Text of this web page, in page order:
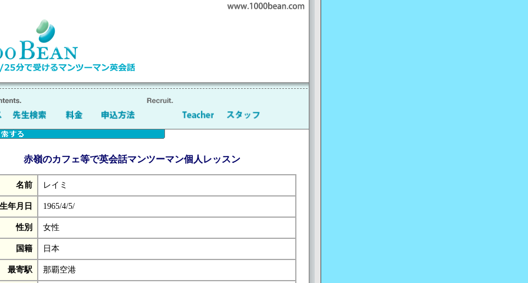
赤嶺のカフェ等で英会話マンツーマン個人レッスン
名前 レイミ
生年月日 1965/4/5/
性別 女性
国籍 日本
最寄駅 那覇空港